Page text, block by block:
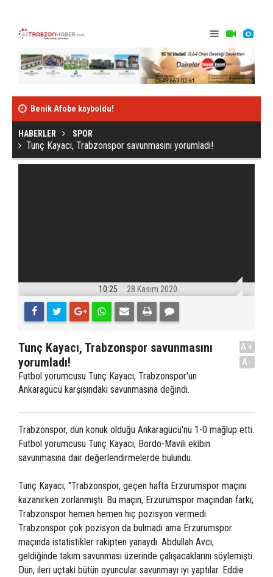
Benik Afobe kayboldu!
HABERLER SPOR
Tunç Kayacı, Trabzonspor savunmasını yorumladı!
10:25 28 Kasım 2020
Tunç Kayacı, Trabzonspor savunmasını
yorumladı!
Futbol yorumcusu Tunç Kayacı, Trabzonspor'un
Ankaragücü karşısındaki savunmasına değindi.
A+
A-
Trabzonspor, dün konuk olduğu Ankaragücü'nü 1-0 mağlup etti.
Futbol yorumcusu Tunç Kayacı, Bordo-Mavili ekibin
savunmasına dair değerlendirmelerde bulundu.
Tunç Kayacı; "Trabzonspor, geçen hafta Erzurumspor maçını
kazanırken zorlanmıştı. Bu maçın, Erzurumspor maçından farkı;
Trabzonspor hemen hemen hiç pozisyon vermedi.
Trabzonspor çok pozisyon da bulmadı ama Erzurumspor
maçında istatistikler rakipten yanaydı. Abdullah Avcı,
geldiğinde takım savunması üzerinde çalışacaklarını söylemişti.
Dün, ileri uçtaki bütün oyuncular savunmayı iyi yaptılar. Eddie